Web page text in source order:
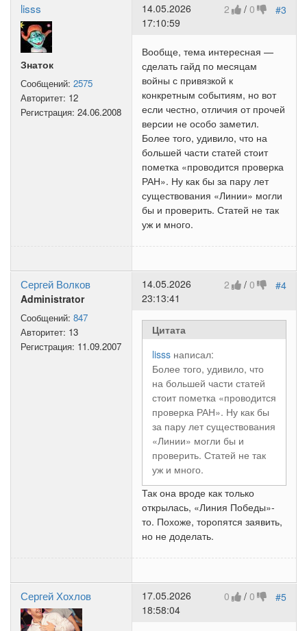
lisss
Знаток
Сообщений: 2575
Авторитет: 12
Регистрация: 24.06.2008
#3
2 / 0
14.05.2026
17:10:59
Вообще, тема интересная —
сделать гайд по месяцам
войны с привязкой к
конкретным событиям, но вот
если честно, отличия от прочей
версии не особо заметил.
Более того, удивило, что на
большей части статей стоит
пометка «проводится проверка
РАН». Ну как бы за пару лет
существования «Линии» могли
бы и проверить. Статей не так
уж и много.
Сергей Волков
Administrator
Сообщений: 847
Авторитет: 13
Регистрация: 11.09.2007
#4
2 / 0
14.05.2026
23:13:41
Цитата
lisss написал:
Более того, удивило, что
на большей части статей
стоит пометка «проводится
проверка РАН». Ну как бы
за пару лет существования
«Линии» могли бы и
проверить. Статей не так
уж и много.
Так она вроде как только
открылась, «Линия Победы»-
то. Похоже, торопятся заявить,
но не доделать.
Сергей Хохлов #5
0 / 0
17.05.2026
18:58:04